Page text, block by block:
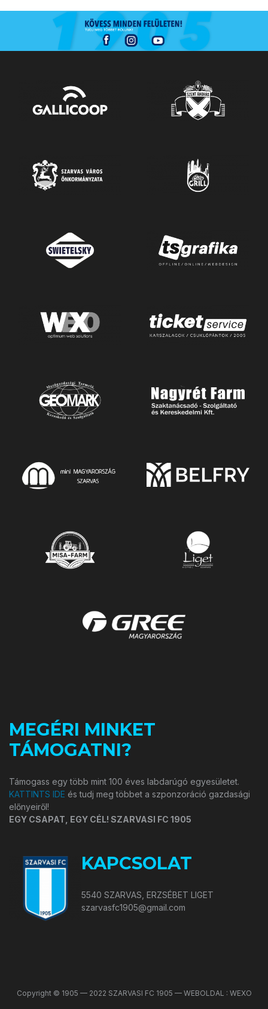
MEGÉRI MINKET
TÁMOGATNI?
Támogass egy több mint 100 éves labdarúgó egyesületet.
KATTINTS IDE és tudj meg többet a szponzoráció gazdasági
előnyeiről!
EGY CSAPAT, EGY CÉL! SZARVASI FC 1905
KAPCSOLAT
5540 SZARVAS, ERZSÉBET LIGET
szarvasfc1905@gmail.com
Copyright © 1905 — 2022 SZARVASI FC 1905 — WEBOLDAL : WEXO